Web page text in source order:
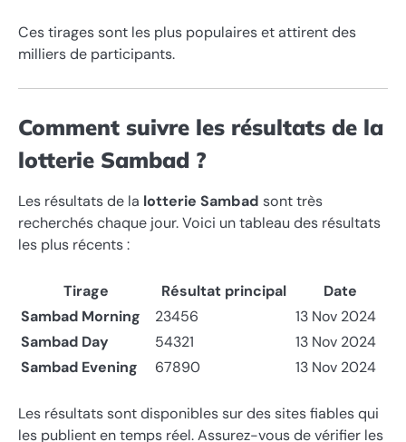
Ces tirages sont les plus populaires et attirent des
milliers de participants.
Comment suivre les résultats de la
lotterie Sambad ?
Les résultats de la lotterie Sambad sont très
recherchés chaque jour. Voici un tableau des résultats
les plus récents :
Tirage Résultat principal
Date
Sambad Morning
23456
13 Nov 2024
Sambad Day
54321
13 Nov 2024
Sambad Evening
67890 13 Nov 2024
Les résultats sont disponibles sur des sites fiables qui
les publient en temps réel. Assurez-vous de vérifier les